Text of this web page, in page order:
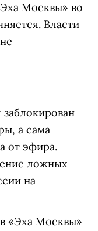
Москвы» во
Власти
а сама
от эфира.
ложных
на
«Эха Москвы»